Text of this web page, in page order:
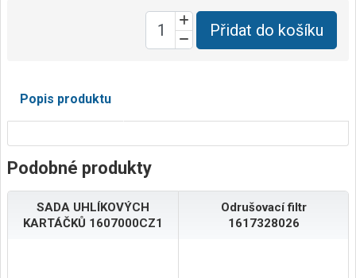
Přidat do košíku
Popis produktu
Podobné produkty
SADA UHLÍKOVÝCH
KARTÁČKŮ 1607000CZ1
Odrušovací filtr
1617328026